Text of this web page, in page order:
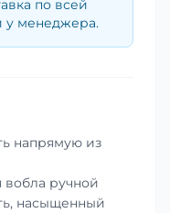
по всей
у менеджера.
напрямую из
вобла ручной
насыщенный